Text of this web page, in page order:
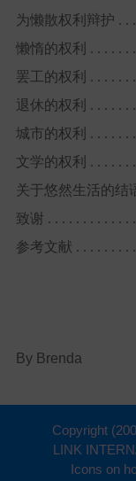
为懒散权利辩护 . . .
懒惰的权利 . . . . . .
罢工的权利 . . . . . . .
退休的权利 . . . . . .
城市的权利 . . . . . .
文学的权利 . . . . . .
关于悠然生活的结
致谢 . . . . . . . . . . . .
参考文献 . . . . . . . .
By Brenda
Copyright
LINK
Icons on